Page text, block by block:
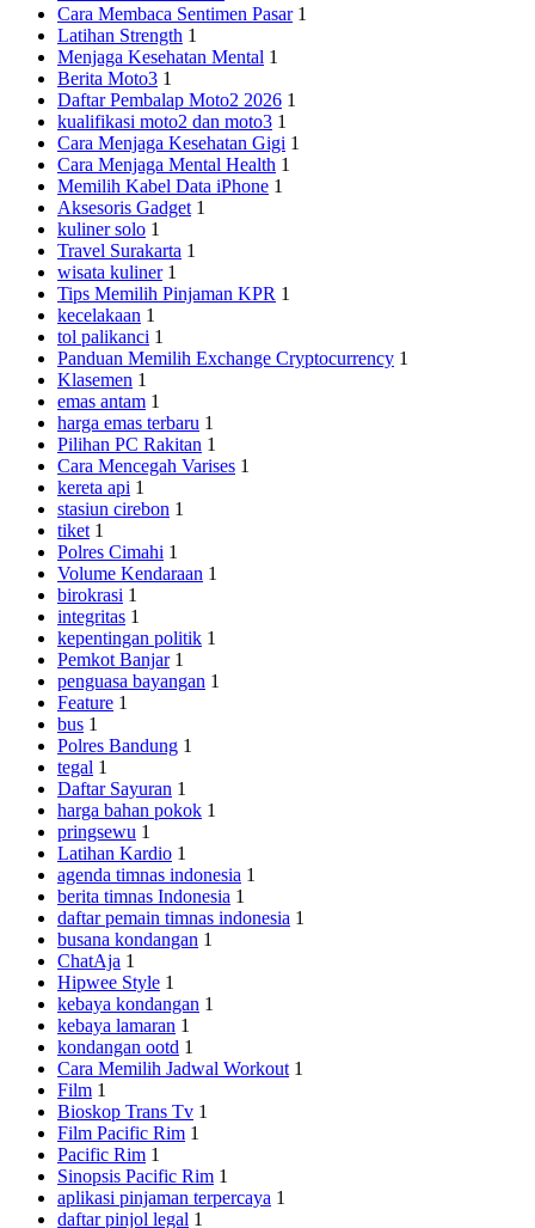
Cara Membaca Sentimen Pasar 1
Latihan Strength 1
Menjaga Kesehatan Mental 1
Berita Moto3 1
Daftar Pembalap Moto2 2026 1
kualifikasi moto2 dan moto3 1
Cara Menjaga Kesehatan Gigi 1
Cara Menjaga Mental Health 1
Memilih Kabel Data iPhone 1
Aksesoris Gadget 1
kuliner solo 1
Travel Surakarta 1
wisata kuliner 1
Tips Memilih Pinjaman KPR 1
kecelakaan 1
tol palikanci 1
Panduan Memilih Exchange Cryptocurrency 1
Klasemen 1
emas antam 1
harga emas terbaru 1
Pilihan PC Rakitan 1
Cara Mencegah Varises 1
kereta api 1
stasiun cirebon 1
tiket 1
Polres Cimahi 1
Volume Kendaraan 1
birokrasi 1
integritas 1
kepentingan politik 1
Pemkot Banjar 1
penguasa bayangan 1
Feature 1
bus 1
Polres Bandung 1
tegal 1
Daftar Sayuran 1
harga bahan pokok 1
pringsewu 1
Latihan Kardio 1
agenda timnas indonesia 1
berita timnas Indonesia 1
daftar pemain timnas indonesia 1
busana kondangan 1
ChatAja 1
Hipwee Style 1
kebaya kondangan 1
kebaya lamaran 1
kondangan ootd 1
Cara Memilih Jadwal Workout 1
Film 1
Bioskop Trans Tv 1
Film Pacific Rim 1
Pacific Rim 1
Sinopsis Pacific Rim 1
aplikasi pinjaman terpercaya 1
daftar pinjol legal 1